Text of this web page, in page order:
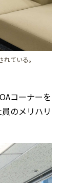
ている。
コーナーを
のメリハリ